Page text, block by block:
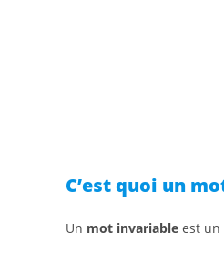
C’est quoi un
Un mot invariable est un